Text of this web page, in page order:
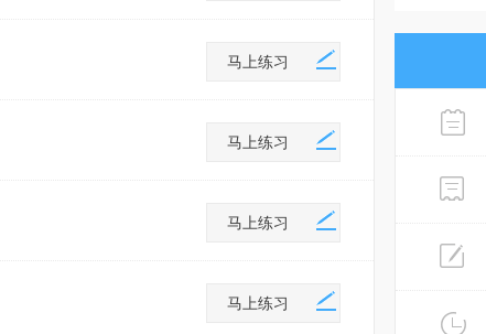
马上练习
马上练习
马上练习
马上练习